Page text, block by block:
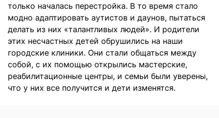
только началась перестройка. В то время стало
модно адаптировать аутистов и даунов, пытаться
делать из них «талантливых людей». И родители
этих несчастных детей обрушились на наши
городские клиники. Они стали общаться между
собой, с их помощью открылись мастерские,
реабилитационные центры, и семьи были уверены,
что у них все получится и дети изменятся.